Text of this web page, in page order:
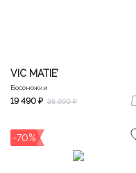
VIC MATIE’
Босоножки
19 490 ₽ 38 990 ₽
-70%